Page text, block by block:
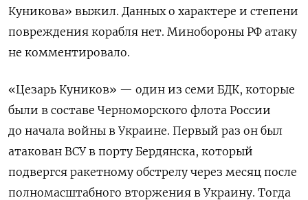
Куникова» выжил. Данных о характере и степени
повреждения корабля нет. Минобороны РФ атаку
не комментировало.
«Цезарь Куников» — один из семи БДК, которые
были в составе Черноморского флота России
до начала войны в Украине. Первый раз он был
атакован ВСУ в порту Бердянска, который
подвергся ракетному обстрелу через месяц после
полномасштабного вторжения в Украину. Тогда